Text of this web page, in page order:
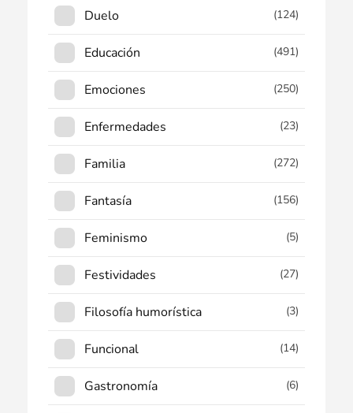
Duelo (124)
Educación (491)
Emociones (250)
Enfermedades (23)
Familia (272)
Fantasía (156)
Feminismo (5)
Festividades (27)
Filosofía humorística (3)
Funcional (14)
Gastronomía (6)